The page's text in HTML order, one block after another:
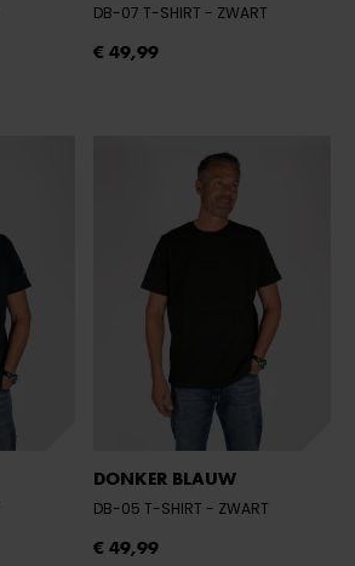
DB-07 T-SHIRT - ZWART
€ 49,99
DONKER BLAUW
DB-05 T-SHIRT - ZWART
€ 49,99